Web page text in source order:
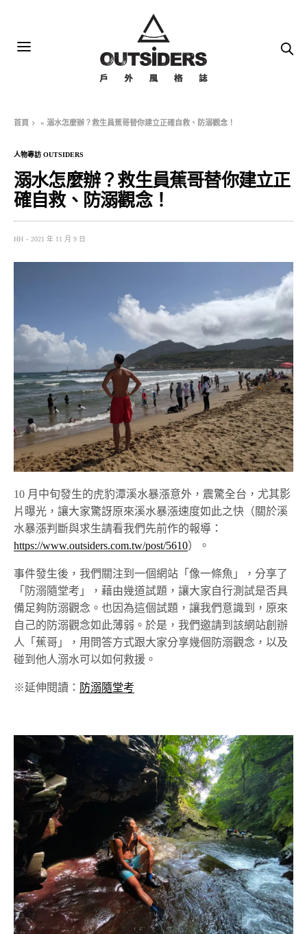
首頁 »溺水怎麼辦？救生員蕉哥替你建立正確自救、防溺觀念！
人物專訪 OUTSIDERS
溺水怎麼辦？救生員蕉哥替你建立正
確自救、防溺觀念！
HH 2021 年 11 月 9 日
10 月中旬發生的虎豹潭溪水暴漲意外，震驚全台，尤其影
片曝光，讓大家驚訝原來溪水暴漲速度如此之快（關於溪
水暴漲判斷與求生請看我們先前作的報導：
https://www.outsiders.com.tw/post/5610）。
事件發生後，我們關注到一個網站「像一條魚」，分享了
「防溺隨堂考」，藉由幾道試題，讓大家自行測試是否具
備足夠防溺觀念。也因為這個試題，讓我們意識到，原來
自己的防溺觀念如此薄弱。於是，我們邀請到該網站創辦
人「蕉哥」，用問答方式跟大家分享幾個防溺觀念，以及
碰到他人溺水可以如何救援。
※延伸閱讀： 防溺隨堂考